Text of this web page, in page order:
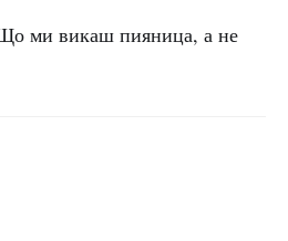
ми викаш пияница, а не